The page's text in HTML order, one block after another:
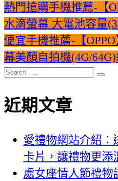
熱門搶購手機推薦-【
水滴螢幕 大電池容量
便宜手機推薦-【
幕美顏自拍機(4G/
近期文章
愛禮物網站介紹：
卡片，讓禮物更添
處女座情人節禮